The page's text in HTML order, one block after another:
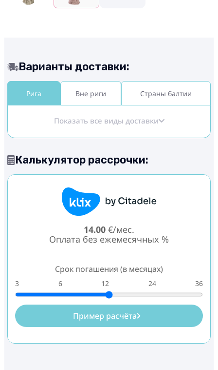
Варианты доставки:
Рига Вне риги Страны балтии
Показать все виды доставки
Калькулятор рассрочки:
14.00 €/мес.
Оплата без ежемесячных %
Срок погашения (в месяцах)
3 6 12 24 36
Пример расчёта